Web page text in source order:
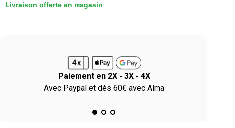
Livraison offerte en magasin
Paiement en 2X - 3X - 4X
Avec Paypal et dès 60€ avec Alma